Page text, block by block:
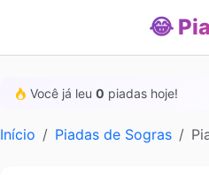
😂
Você já leu 0 piadas hoje!
Início Piadas de Sogras